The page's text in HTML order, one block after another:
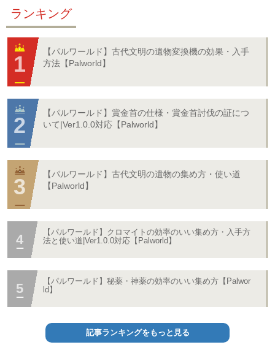
ランキング
【パルワールド】古代文明の遺物変換機の効果・入手
方法【Palworld】
【パルワールド】賞金首の仕様・賞金首討伐の証につ
いて|Ver1.0.0対応【Palworld】
【パルワールド】古代文明の遺物の集め方・使い道
【Palworld】
【パルワールド】クロマイトの効率のいい集め方・入手方
法と使い道|Ver1.0.0対応【Palworld】
【パルワールド】秘薬・神薬の効率のいい集め方【Palwor
ld】
記事ランキングをもっと見る